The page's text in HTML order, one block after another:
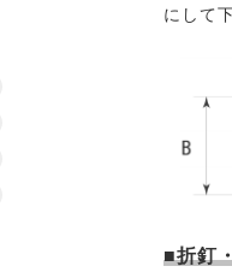
にして
■折釘